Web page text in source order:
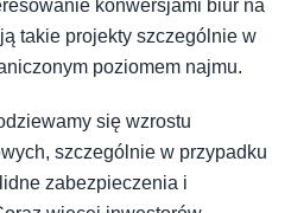
konwersjami biur na
takie projekty szczególnie w
poziomem najmu.
się wzrostu
szczególnie w przypadku
zabezpieczenia i